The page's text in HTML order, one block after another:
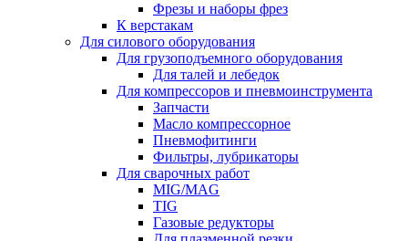
Фрезы и наборы фрез
К верстакам
Для силового оборудования
Для грузоподъемного оборудования
Для талей и лебедок
Для компрессоров и пневмоинструмента
Запчасти
Масло компрессорное
Пневмофитинги
Фильтры, лубрикаторы
Для сварочных работ
MIG/MAG
TIG
Газовые редукторы